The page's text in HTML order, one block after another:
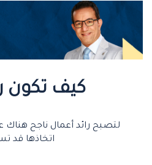
كيف تكون
لتصبح رائد أعمال ناجح
اتخاذها قد